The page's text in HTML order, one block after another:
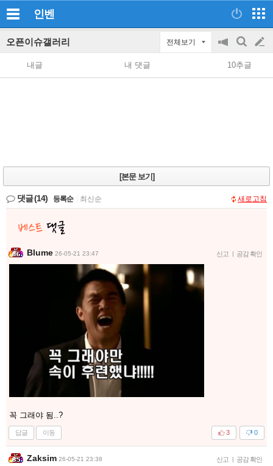
인벤
오픈이슈갤러리 전체보기
공
지
on/off
검
색
글
쓰
내글 내 댓글 10추글
[본문 보기]
댓글(14) 등록순 최신순 새로고침
Blume 26-05-21 23:47 신고 | 공감 확인
꼭 그래야 됨..?
답글 이동 0
3
Zaksim 26-05-21 23:38 신고 | 공감 확인